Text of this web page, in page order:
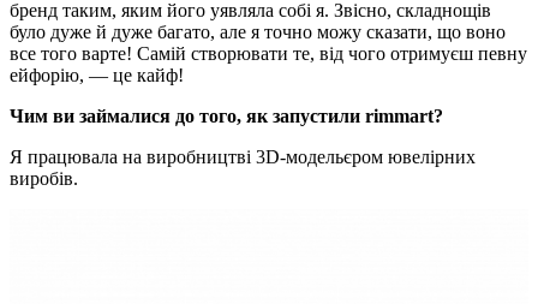
бренд таким, яким його уявляла собі я. Звісно, складнощів
було дуже й дуже багато, але я точно можу сказати, що воно
все того варте! Самій створювати те, від чого отримуєш певну
ейфорію, — це кайф!
Чим ви займалися до того, як запустили rimmart?
Я працювала на виробництві 3D-модельєром ювелірних
виробів.